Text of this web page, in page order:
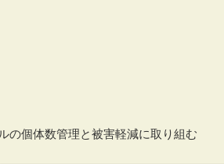
の個体数管理と被害軽減に取り組む